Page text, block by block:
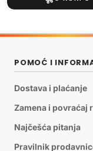
POMOĆ I
Dostava i plaćanje
Zamena i povraćaj
Najčešća pitanja
Pravilnik